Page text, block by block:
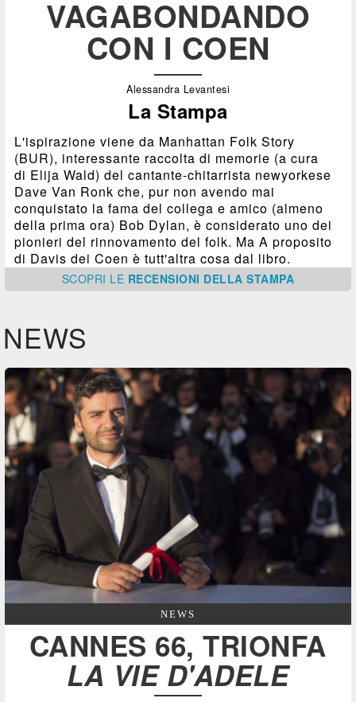
VAGABONDANDO
CON I COEN
Alessandra Levantesi
La Stampa
L'ispirazione viene da Manhattan Folk Story
(BUR), interessante raccolta di memorie (a cura
di Elija Wald) del cantante-chitarrista newyorkese
Dave Van Ronk che, pur non avendo mai
conquistato la fama del collega e amico (almeno
della prima ora) Bob Dylan, è considerato uno dei
pionieri del rinnovamento del folk. Ma A proposito
di Davis dei Coen è tutt'altra cosa dal libro.
SCOPRI LE RECENSIONI DELLA STAMPA
NEWS
NEWS
CANNES 66, TRIONFA
LA VIE D'ADELE